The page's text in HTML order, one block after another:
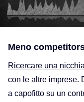
Meno
Ricercare una
con le altre imprese.
a capofitto su un